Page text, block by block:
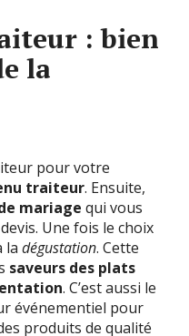
: bien
la
pour votre
traiteur. Ensuite,
mariage qui vous
Une fois le choix
ladégustation. Cette
saveurs des plats
. C’est aussi le
événementiel pour
produits de qualité